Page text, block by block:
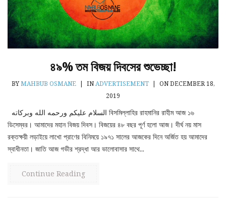
৪৯% তম বিজয় দিবসের শুভেচ্ছা!
BYMAHBUB OSMANE | INADVERTISEMENT | ON DECEMBER 18,
2019
ডিসেম্বর। আমাদের মহান বিজয় দিবস। বিজয়ের ৪৮ বছর পূর্ণ হলো আজ। দীর্ঘ নয় মাস
রক্তক্ষয়ী লড়াইয়ে লাখো প্রাণের বিনিময়ে ১৯৭১ সালের আজকের দিনে অর্জিত হয় আমাদের
স্বাধীনতা। জাতি আজ গভীর শ্রদ্ধা আর ভালোবাসার সাথে...
Continue Reading